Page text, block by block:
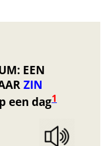
EEN
ZIN
een dag1